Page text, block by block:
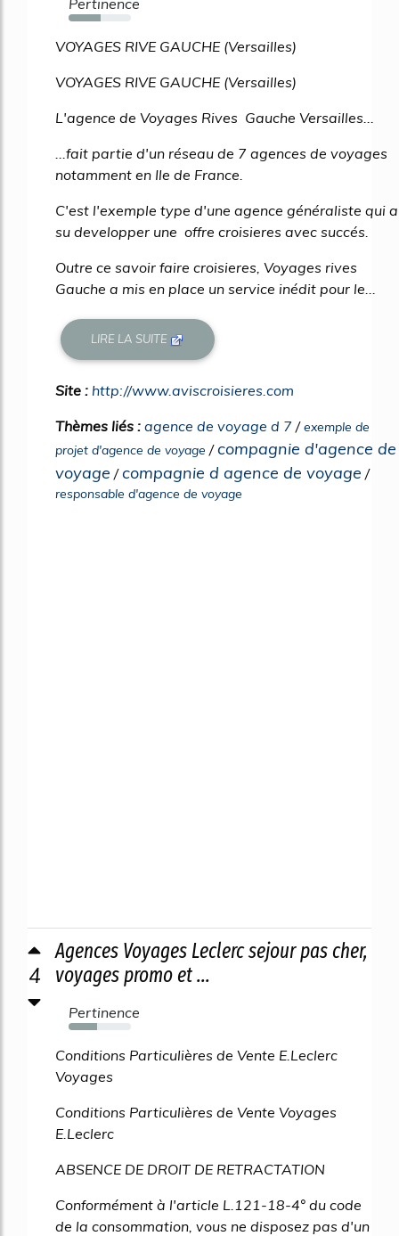
52%
VOYAGES RIVE GAUCHE (Versailles)
VOYAGES RIVE GAUCHE (Versailles)
L'agence de Voyages Rives Gauche Versailles...
...fait partie d'un réseau de 7 agences de voyages
notamment en Ile de France.
C'est l'exemple type d'une agence généraliste qui a
su developper une offre croisieres avec succés.
Outre ce savoir faire croisieres, Voyages rives
Gauche a mis en place un service inédit pour le...
LIRE LA SUITE
Site : http://www.aviscroisieres.com
Thèmes liés : agence de voyage d 7 /exemple de
projet d'agence de voyage /compagnie d'agence de
voyage /compagnie d agence de voyage /
responsable d'agence de voyage
4
Agences Voyages Leclerc sejour pas cher,
voyages promo et ...
Pertinence
45%
Conditions Particulières de Vente E.Leclerc
Voyages
Conditions Particulières de Vente Voyages
E.Leclerc
ABSENCE DE DROIT DE RETRACTATION
Conformément à l'article L.121-18-4° du code
de la consommation, vous ne disposez pas d'un